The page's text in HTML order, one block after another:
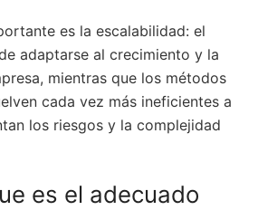
es la escalabilidad: el
adaptarse al crecimiento y la
mientras que los métodos
cada vez más ineficientes a
los riesgos y la complejidad
es el adecuado